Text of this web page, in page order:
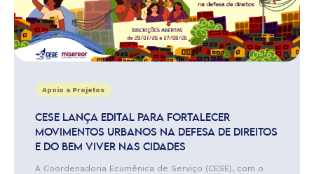
Apoio a Projetos
CESE LANÇA EDITAL PARA FORTALECER
MOVIMENTOS URBANOS NA DEFESA DE DIREITOS
E DO BEM VIVER NAS CIDADES
A Coordenadoria Ecumênica de Serviço (CESE), com o